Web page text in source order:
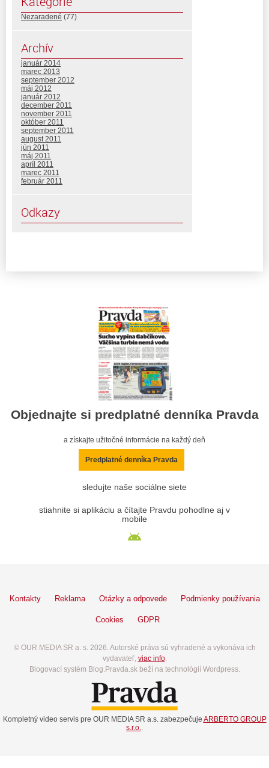
Nezaradené (77)
Archív
január 2014
marec 2013
september 2012
máj 2012
január 2012
december 2011
november 2011
október 2011
september 2011
august 2011
jún 2011
máj 2011
apríl 2011
marec 2011
február 2011
Odkazy
Objednajte si predplatné denníka Pravda
a získajte užitočné informácie na každý deň
Predplatné denníka Pravda
sledujte naše sociálne siete
stiahnite si aplikáciu a čítajte Pravdu pohodlne aj v
mobile
Kontakty Reklama Otázky a odpovede Podmienky používania
Cookies GDPR
© OUR MEDIA SR a. s. 2026. Autorské práva sú vyhradené a vykonáva ich
vydavateľ, viac info.
Blogovací systém Blog.Pravda.sk beží na technológií Wordpress.
Kompletný video servis pre OUR MEDIA SR a.s. zabezpečuje ARBERTO GROUP
s.r.o..